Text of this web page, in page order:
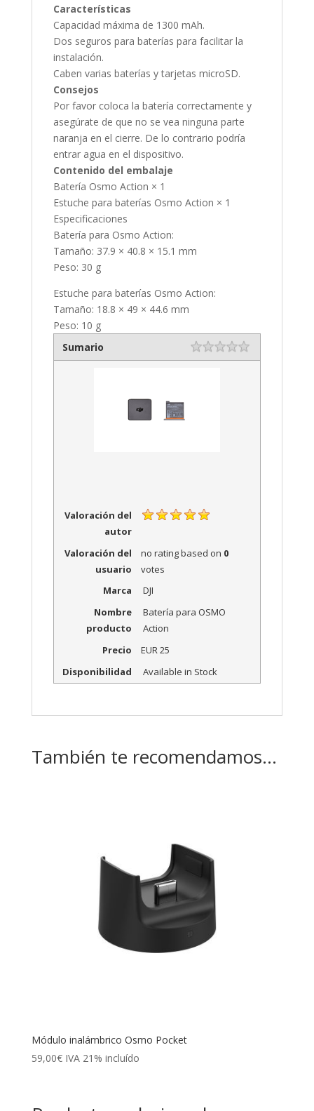
Características
Capacidad máxima de 1300 mAh.
Dos seguros para baterías para facilitar la
instalación.
Caben varias baterías y tarjetas microSD.
Consejos
Por favor coloca la batería correctamente y
asegúrate de que no se vea ninguna parte
naranja en el cierre. De lo contrario podría
entrar agua en el dispositivo.
Contenido del embalaje
Batería Osmo Action × 1
Estuche para baterías Osmo Action × 1
Especificaciones
Batería para Osmo Action:
Tamaño: 37.9 × 40.8 × 15.1 mm
Peso: 30 g
Estuche para baterías Osmo Action:
Tamaño: 18.8 × 49 × 44.6 mm
Peso: 10 g
Sumario
Rating
Valoración del
autor
Valoración del
usuario
no ratingbased on 0
votes
Marca
DJI
Nombre
producto
Batería para OSMO
Action
Precio
EUR25
Disponibilidad
Available in Stock
También te recomendamos…
Módulo inalámbrico Osmo Pocket
59,00€ IVA 21% incluído